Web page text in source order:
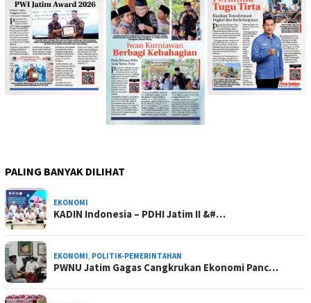
PALING BANYAK DILIHAT
EKONOMI
KADIN Indonesia – PDHI Jatim II &#…
EKONOMI, POLITIK-PEMERINTAHAN
PWNU Jatim Gagas Cangkrukan Ekonomi Panc…